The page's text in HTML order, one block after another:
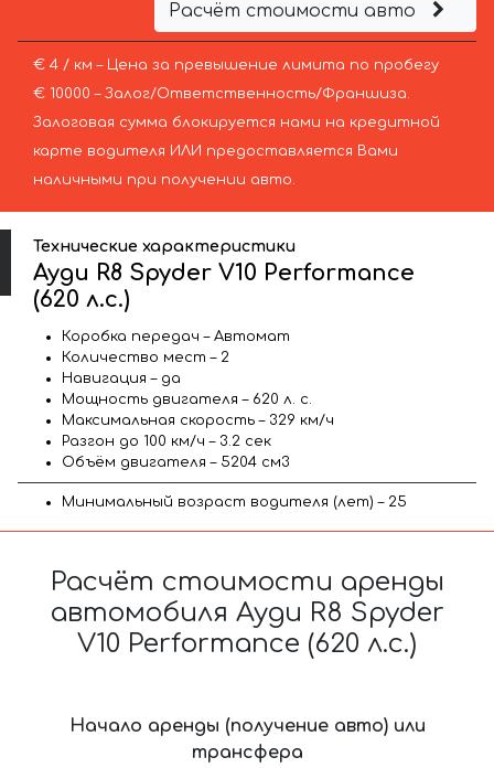
Расчёт стоимости авто
€ 4 / км – Цена за превышение лимита по пробегу
€ 10000 – Залог/Ответственность/Франшиза.
Залоговая сумма блокируется нами на кредитной
карте водителя ИЛИ предоставляется Вами
наличными при получении авто.
Технические характеристики
Ауди R8 Spyder V10 Performance
(620 л.с.)
Коробка передач – Автомат
Количество мест – 2
Навигация – да
Мощность двигателя – 620 л. с.
Максимальная скорость – 329 км/ч
Разгон до 100 км/ч – 3.2 сек
Объём двигателя – 5204 см3
Минимальный возраст водителя (лет) – 25
Расчёт стоимости аренды
автомобиля Ауди R8 Spyder
V10 Performance (620 л.с.)
Начало аренды (получение авто) или
трансфера